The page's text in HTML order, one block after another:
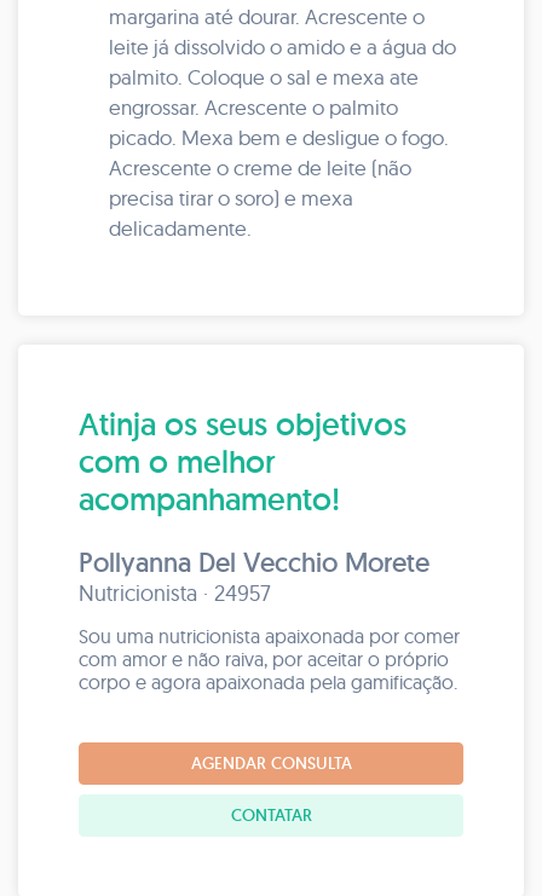
margarina até dourar. Acrescente o
leite já dissolvido o amido e a água do
palmito. Coloque o sal e mexa ate
engrossar. Acrescente o palmito
picado. Mexa bem e desligue o fogo.
Acrescente o creme de leite (não
precisa tirar o soro) e mexa
delicadamente.
Atinja os seus objetivos
com o melhor
acompanhamento!
Pollyanna Del Vecchio Morete
Nutricionista · 24957
Sou uma nutricionista apaixonada por comer
com amor e não raiva, por aceitar o próprio
corpo e agora apaixonada pela gamificação.
AGENDAR CONSULTA
CONTATAR